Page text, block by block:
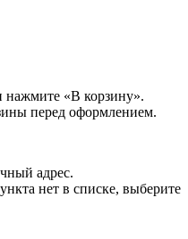
«В корзину».
перед оформлением.
адрес.
нет в списке, выберите